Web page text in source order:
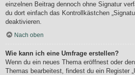
einzelnen Beitrag dennoch ohne Signatur
du dort einfach das Kontrollkästchen
deaktivieren.
Nach oben
Wie kann ich eine Umfrage erstellen?
Wenn du ein neues Thema eröffnest oder
Themas bearbeitest, findest du ein Register